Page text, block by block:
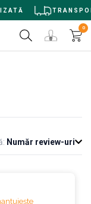
0
Număr review-uri